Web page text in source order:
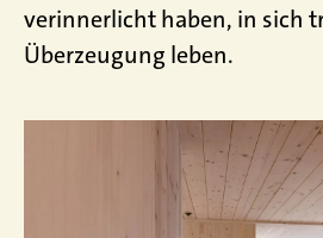
verinnerlicht haben, in sich
Überzeugung leben.